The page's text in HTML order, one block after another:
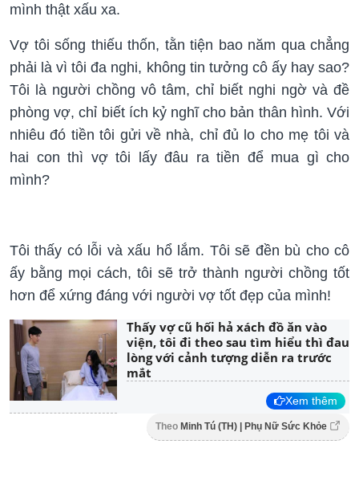
mình thật xấu xa.
Vợ tôi sống thiếu thốn, tằn tiện bao năm qua chẳng
phải là vì tôi đa nghi, không tin tưởng cô ấy hay sao?
Tôi là người chồng vô tâm, chỉ biết nghi ngờ và đề
phòng vợ, chỉ biết ích kỷ nghĩ cho bản thân hình. Với
nhiêu đó tiền tôi gửi về nhà, chỉ đủ lo cho mẹ tôi và
hai con thì vợ tôi lấy đâu ra tiền để mua gì cho
mình?
Tôi thấy có lỗi và xấu hổ lắm. Tôi sẽ đền bù cho cô
ấy bằng mọi cách, tôi sẽ trở thành người chồng tốt
hơn để xứng đáng với người vợ tốt đẹp của mình!
Thấy vợ cũ hối hả xách đồ ăn vào
viện, tôi đi theo sau tìm hiểu thì đau
lòng với cảnh tượng diễn ra trước
mắt
Xem thêm
Theo Minh Tú (TH) | Phụ Nữ Sức Khỏe